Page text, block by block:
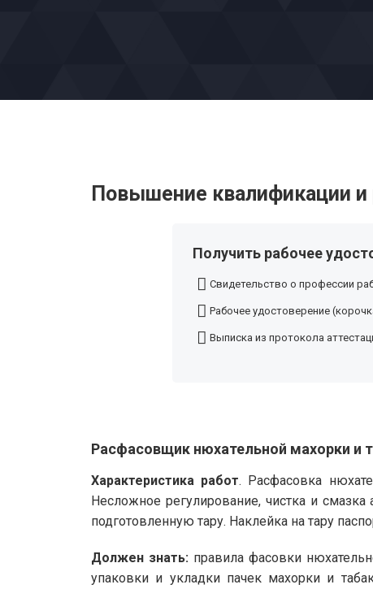
Повышение квалификации и
Получить рабочее
Свидетельство о профессии
Рабочее удостоверение
Выписка из протокола
Расфасовщик нюхательной махорки и
Характеристика работ. Расфасовка
Несложное регулирование, чистка и
подготовленную тару. Наклейка на тару
Должен знать:правила фасовки
упаковки и укладки пачек махорки и